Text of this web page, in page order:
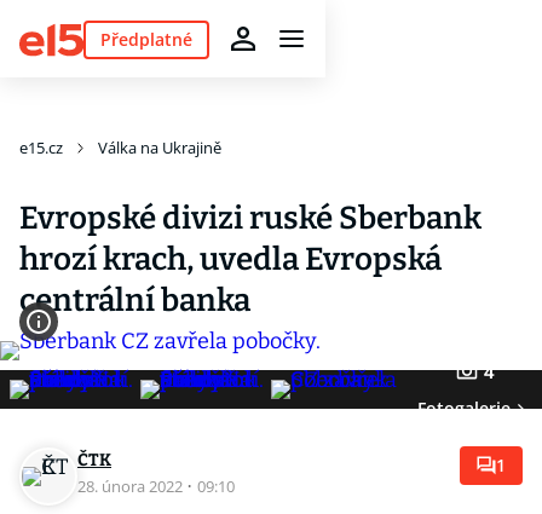
Předplatné
e15.cz Válka na Ukrajině
Evropské divizi ruské Sberbank
hrozí krach, uvedla Evropská
centrální banka
4
Fotogalerie
ČTK
28. února 2022 · 09:10
1